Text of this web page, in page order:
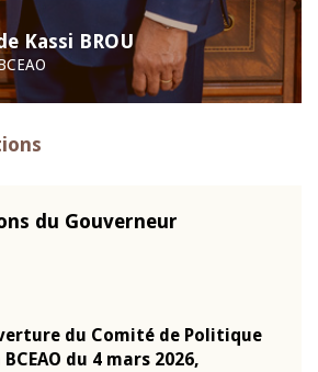
Kassi BROU
du Gouverneur
du Comité de Politique
du 4 mars 2026,